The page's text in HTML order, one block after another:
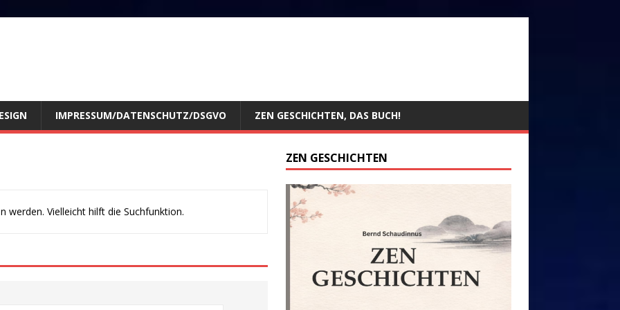
IMPRESSUM/DATENSCHUTZ/DSGVO ZEN GESCHICHTEN, DAS BUCH!
werden. Vielleicht hilft die Suchfunktion.
ZEN GESCHICHTEN